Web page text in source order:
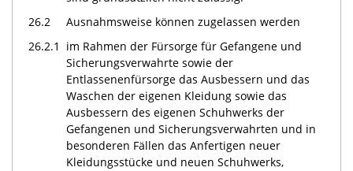
26.2
Ausnahmsweise können zugelassen werden
26.2.1
im Rahmen der Fürsorge für Gefangene und
Sicherungsverwahrte sowie der
Entlassenenfürsorge das Ausbessern und das
Waschen der eigenen Kleidung sowie das
Ausbessern des eigenen Schuhwerks der
Gefangenen und Sicherungsverwahrten und in
besonderen Fällen das Anfertigen neuer
Kleidungsstücke und neuen Schuhwerks,